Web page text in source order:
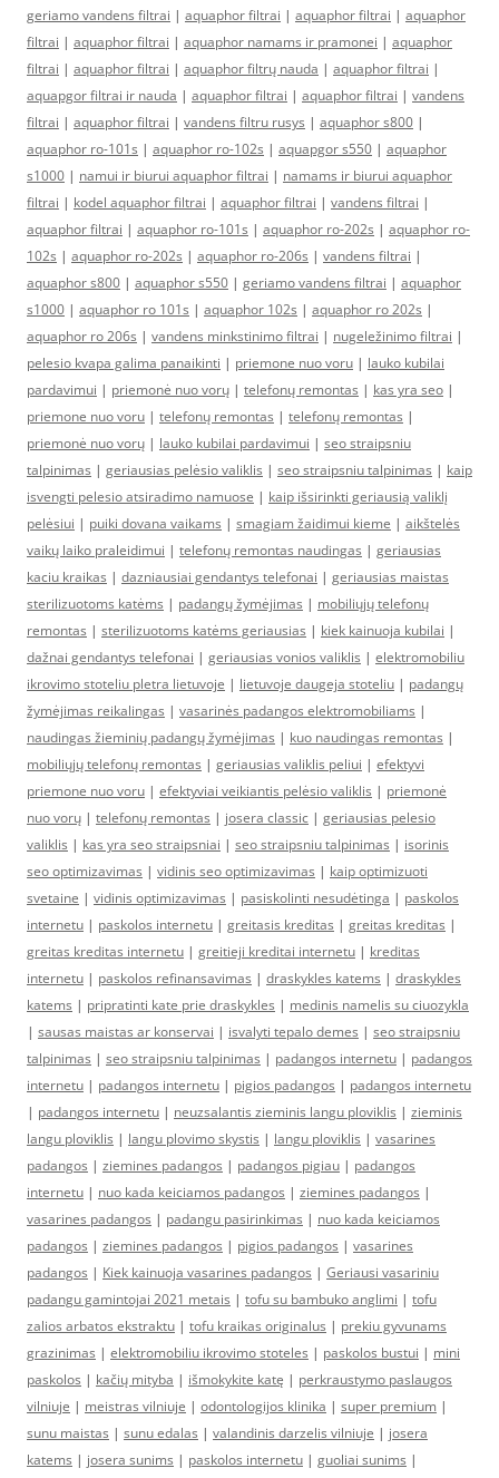
geriamo vandens filtrai | aquaphor filtrai | aquaphor filtrai | aquaphor
filtrai | aquaphor filtrai | aquaphor namams ir pramonei | aquaphor
filtrai | aquaphor filtrai | aquaphor filtrų nauda | aquaphor filtrai |
aquapgor filtrai ir nauda | aquaphor filtrai | aquaphor filtrai | vandens
filtrai | aquaphor filtrai | vandens filtru rusys | aquaphor s800 |
aquaphor ro-101s | aquaphor ro-102s | aquapgor s550 | aquaphor
s1000 | namui ir biurui aquaphor filtrai | namams ir biurui aquaphor
filtrai | kodel aquaphor filtrai | aquaphor filtrai | vandens filtrai |
aquaphor filtrai | aquaphor ro-101s | aquaphor ro-202s | aquaphor ro-
102s | aquaphor ro-202s | aquaphor ro-206s | vandens filtrai |
aquaphor s800 | aquaphor s550 | geriamo vandens filtrai | aquaphor
s1000 | aquaphor ro 101s | aquaphor 102s | aquaphor ro 202s |
aquaphor ro 206s | vandens minkstinimo filtrai | nugeležinimo filtrai |
pelesio kvapa galima panaikinti | priemone nuo voru | lauko kubilai
pardavimui | priemonė nuo vorų | telefonų remontas | kas yra seo |
priemone nuo voru | telefonų remontas | telefonų remontas |
priemonė nuo vorų | lauko kubilai pardavimui | seo straipsniu
talpinimas | geriausias pelėsio valiklis | seo straipsniu talpinimas | kaip
isvengti pelesio atsiradimo namuose | kaip išsirinkti geriausią valiklį
pelėsiui | puiki dovana vaikams | smagiam žaidimui kieme | aikštelės
vaikų laiko praleidimui | telefonų remontas naudingas | geriausias
kaciu kraikas | dazniausiai gendantys telefonai | geriausias maistas
sterilizuotoms katėms | padangų žymėjimas | mobiliųjų telefonų
remontas | sterilizuotoms katėms geriausias | kiek kainuoja kubilai |
dažnai gendantys telefonai | geriausias vonios valiklis | elektromobiliu
ikrovimo stoteliu pletra lietuvoje | lietuvoje daugeja stoteliu | padangų
žymėjimas reikalingas | vasarinės padangos elektromobiliams |
naudingas žieminių padangų žymėjimas | kuo naudingas remontas |
mobiliųjų telefonų remontas | geriausias valiklis peliui | efektyvi
priemone nuo voru | efektyviai veikiantis pelėsio valiklis | priemonė
nuo vorų | telefonų remontas | josera classic | geriausias pelesio
valiklis | kas yra seo straipsniai | seo straipsniu talpinimas | isorinis
seo optimizavimas | vidinis seo optimizavimas | kaip optimizuoti
svetaine | vidinis optimizavimas | pasiskolinti nesudėtinga | paskolos
internetu | paskolos internetu | greitasis kreditas | greitas kreditas |
greitas kreditas internetu | greitieji kreditai internetu | kreditas
internetu | paskolos refinansavimas | draskykles katems | draskykles
katems | pripratinti kate prie draskykles | medinis namelis su ciuozykla
| sausas maistas ar konservai | isvalyti tepalo demes | seo straipsniu
talpinimas | seo straipsniu talpinimas | padangos internetu | padangos
internetu | padangos internetu | pigios padangos | padangos internetu
| padangos internetu | neuzsalantis zieminis langu ploviklis | zieminis
langu ploviklis | langu plovimo skystis | langu ploviklis | vasarines
padangos | ziemines padangos | padangos pigiau | padangos
internetu | nuo kada keiciamos padangos | ziemines padangos |
vasarines padangos | padangu pasirinkimas | nuo kada keiciamos
padangos | ziemines padangos | pigios padangos | vasarines
padangos | Kiek kainuoja vasarines padangos | Geriausi vasariniu
padangu gamintojai 2021 metais | tofu su bambuko anglimi | tofu
zalios arbatos ekstraktu | tofu kraikas originalus | prekiu gyvunams
grazinimas | elektromobiliu ikrovimo stoteles | paskolos bustui | mini
paskolos | kačių mityba | išmokykite katę | perkraustymo paslaugos
vilniuje | meistras vilniuje | odontologijos klinika | super premium |
sunu maistas | sunu edalas | valandinis darzelis vilniuje | josera
katems | josera sunims | paskolos internetu | guoliai sunims |